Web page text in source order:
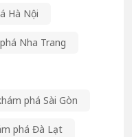
Hà Nội
Nha Trang
phá Sài Gòn
phá Đà Lạt